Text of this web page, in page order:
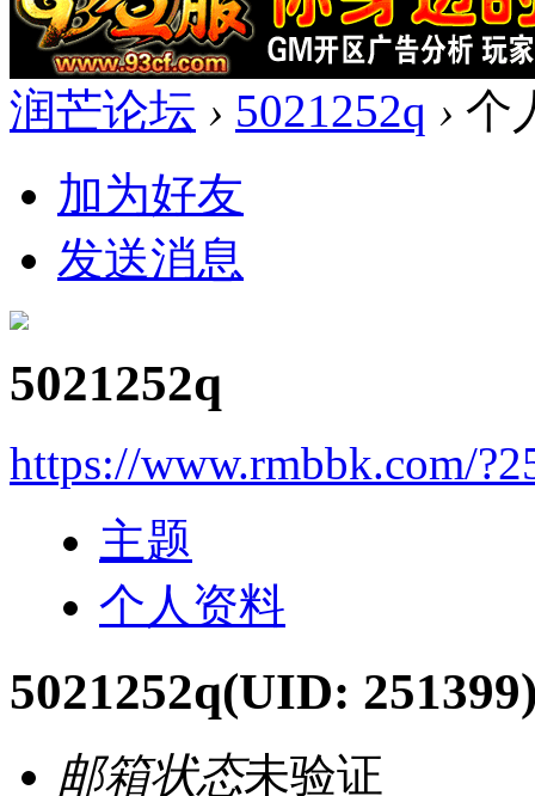
润芒论坛 › 5021252q › 个
加为好友
发送消息
5021252q
https://www.rmbbk.com/
主题
个人资料
5021252q(UID:
邮箱状态未验证